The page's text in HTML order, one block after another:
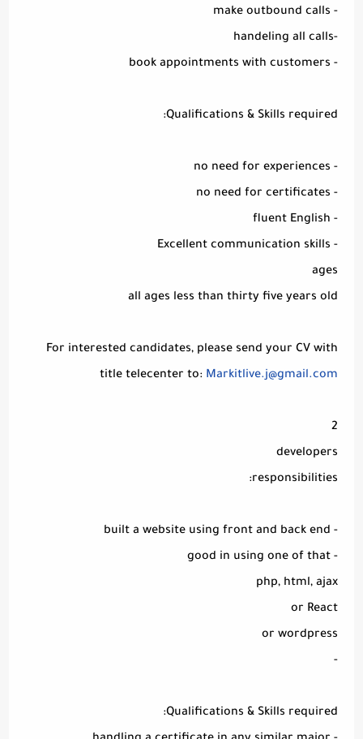
- make outbound calls
-handeling all calls
- book appointments with customers
Qualifications & Skills required:
- no need for experiences
- no need for certificates
- fluent English
- Excellent communication skills
ages
all ages less than thirty five years old
For interested candidates, please send your CV with
title telecenter to: Markitlive.j@gmail.com
2
developers
responsibilities:
- built a website using front and back end
- good in using one of that
php, html, ajax
or React
or wordpress
-
Qualifications & Skills required: